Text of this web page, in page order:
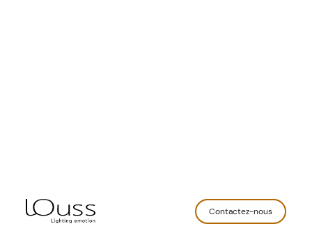
Contactez-nous